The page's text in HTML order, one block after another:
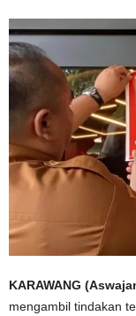
KARAWANG
mengambil tindakan